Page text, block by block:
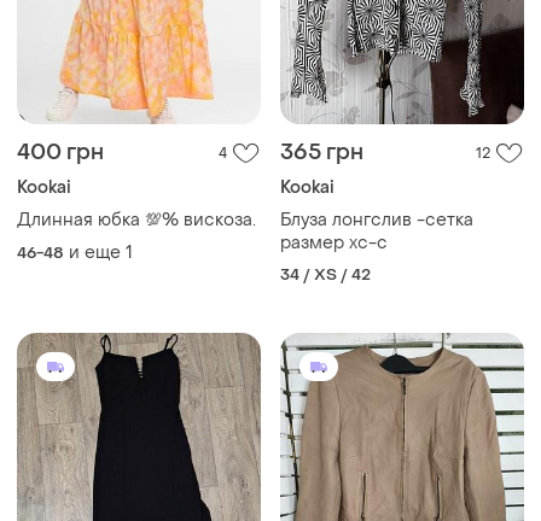
400 грн 4
Kookai
Длинная юбка 💯% вискоза.
46-48 и еще 1
365 грн 12
Kookai
Блуза лонгслив -сетка
размер хс-с
34 / XS / 42